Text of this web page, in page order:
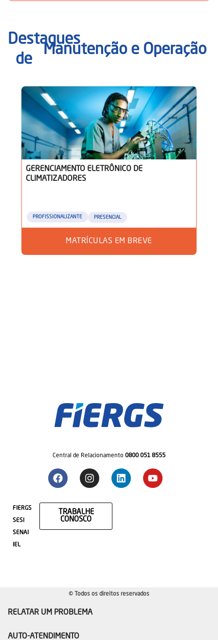
Destaques
de
Manutenção e Operação
GERENCIAMENTO ELETRÔNICO DE
CLIMATIZADORES
PRESENCIAL
PROFISSIONALIZANTE
MATRÍCULAS EM BREVE
Central de Relacionamento 0800 051 8555
FIERGS
SESI
SENAI
IEL
TRABALHE
CONOSCO
© Todos os direitos reservados
RELATAR UM PROBLEMA
AUTO-ATENDIMENTO